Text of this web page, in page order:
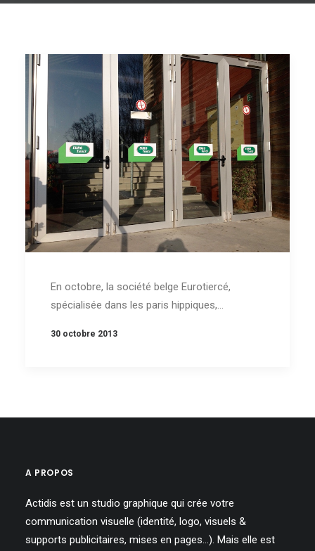
En octobre, la société belge Eurotiercé,
spécialisée dans les paris hippiques,…
30 octobre 2013
A PROPOS
Actidis est un studio graphique qui crée votre
communication visuelle (identité, logo, visuels &
supports publicitaires, mises en pages…). Mais elle est